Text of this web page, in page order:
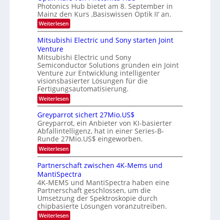
e
i
t
u
g
s
-
T
r
e
n
d
s
a
c
h
s
u
i
m
e
r
s
t
e
n
a
l
b
j
a
h
r
e
u
s
-
S
e
n
a
r
E
i
n
s
t
n
i
m
m
t
i
n
d
e
r
D
A
C
H
-
I
n
d
u
s
t
r
i
e
Photonics Hub bietet am 8. September in
Mainz den Kurs ‚Basiswissen Optik II‘ an.
Weiterlesen:
O
p
t
k
-
K
u
r
s
v
o
n
P
h
o
t
o
n
c
s
H
u
b
Mitsubishi Electric und Sony starten Joint
Venture
Mitsubishi Electric und Sony
Semiconductor Solutions gründen ein Joint
Venture zur Entwicklung intelligenter
visionsbasierter Lösungen für die
Fertigungsautomatisierung.
Weiterlesen:
M
t
s
u
b
i
s
h
i
E
e
c
t
r
i
Greyparrot sichert 27Mio.US$
Greyparrot, ein Anbieter von KI-basierter
Abfallintelligenz, hat in einer Series-B-
Runde 27Mio.US$ eingeworben.
Weiterlesen:
G
r
e
y
p
a
r
r
o
t
Partnerschaft zwischen 4K-Mems und
MantiSpectra
4K-MEMS und MantiSpectra haben eine
Partnerschaft geschlossen, um die
Umsetzung der Spektroskopie durch
chipbasierte Lösungen voranzutreiben.
Weiterlesen: